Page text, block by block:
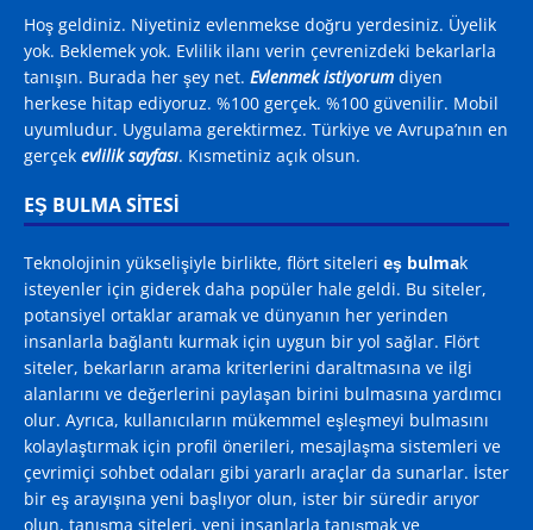
Hoş geldiniz. Niyetiniz evlenmekse doğru yerdesiniz. Üyelik
yok. Beklemek yok. Evlilik ilanı verin çevrenizdeki bekarlarla
tanışın. Burada her şey net. Evlenmek istiyorum diyen
herkese hitap ediyoruz. %100 gerçek. %100 güvenilir. Mobil
uyumludur. Uygulama gerektirmez. Türkiye ve Avrupa’nın en
gerçek evlilik sayfası. Kısmetiniz açık olsun.
EŞ BULMA SITESI
Teknolojinin yükselişiyle birlikte, flört siteleri eş bulmak
isteyenler için giderek daha popüler hale geldi. Bu siteler,
potansiyel ortaklar aramak ve dünyanın her yerinden
insanlarla bağlantı kurmak için uygun bir yol sağlar. Flört
siteler, bekarların arama kriterlerini daraltmasına ve ilgi
alanlarını ve değerlerini paylaşan birini bulmasına yardımcı
olur. Ayrıca, kullanıcıların mükemmel eşleşmeyi bulmasını
kolaylaştırmak için profil önerileri, mesajlaşma sistemleri ve
çevrimiçi sohbet odaları gibi yararlı araçlar da sunarlar. İster
bir eş arayışına yeni başlıyor olun, ister bir süredir arıyor
olun, tanışma siteleri, yeni insanlarla tanışmak ve